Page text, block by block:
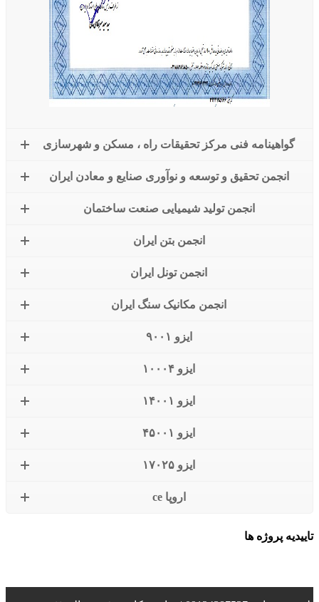
گواهینامه فنی مرکز تحقیقات راه ، مسکن و شهرسازی
انجمن تحقیق و توسعه و نوآوری صنایع و معادن ایران
انجمن تولید شیمیایی صنعت ساختمان
انجمن بتن ایران
انجمن تونل ایران
انجمن مکانیک سنگ ایران
ایزو ۹۰۰۱
ایزو ۱۰۰۰۴
ایزو ۱۴۰۰۱
ایزو ۴۵۰۰۱
ایزو ۱۷۰۲۵
اروپا ce
تاییدیه پروژه ها